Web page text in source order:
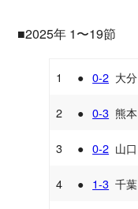
■2025年 1〜19節
1 ● 0-2 大分
2 ● 0-3 熊本
3 ● 0-2 山口
4 ● 1-3 千葉